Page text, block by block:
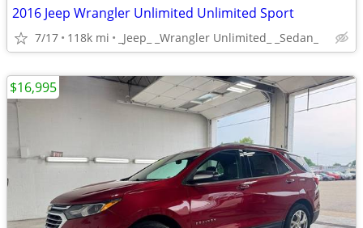
2016 Jeep Wrangler Unlimited Unlimited Sport
7/17 118k mi _Jeep_ _Wrangler Unlimited_ _Sedan_
$16,995